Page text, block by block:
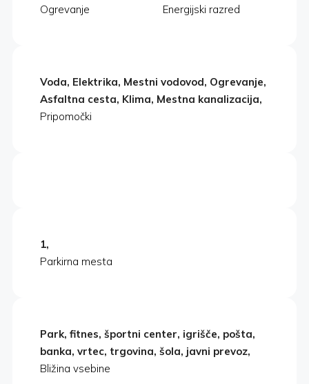
Ogrevanje
Energijski razred
Voda, Elektrika, Mestni vodovod, Ogrevanje,
Asfaltna cesta, Klima, Mestna kanalizacija,
Pripomočki
1,
Parkirna mesta
Park, fitnes, športni center, igrišče, pošta,
banka, vrtec, trgovina, šola, javni prevoz,
Bližina vsebine